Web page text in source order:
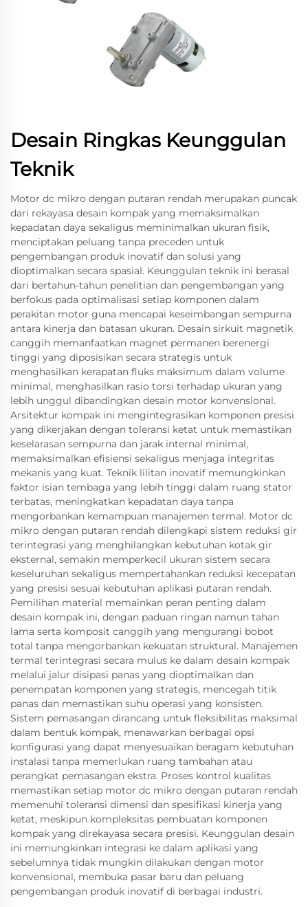
Desain Ringkas Keunggulan
Teknik
Motor dc mikro dengan putaran rendah merupakan puncak
dari rekayasa desain kompak yang memaksimalkan
kepadatan daya sekaligus meminimalkan ukuran fisik,
menciptakan peluang tanpa preceden untuk
pengembangan produk inovatif dan solusi yang
dioptimalkan secara spasial. Keunggulan teknik ini berasal
dari bertahun-tahun penelitian dan pengembangan yang
berfokus pada optimalisasi setiap komponen dalam
perakitan motor guna mencapai keseimbangan sempurna
antara kinerja dan batasan ukuran. Desain sirkuit magnetik
canggih memanfaatkan magnet permanen berenergi
tinggi yang diposisikan secara strategis untuk
menghasilkan kerapatan fluks maksimum dalam volume
minimal, menghasilkan rasio torsi terhadap ukuran yang
lebih unggul dibandingkan desain motor konvensional.
Arsitektur kompak ini mengintegrasikan komponen presisi
yang dikerjakan dengan toleransi ketat untuk memastikan
keselarasan sempurna dan jarak internal minimal,
memaksimalkan efisiensi sekaligus menjaga integritas
mekanis yang kuat. Teknik lilitan inovatif memungkinkan
faktor isian tembaga yang lebih tinggi dalam ruang stator
terbatas, meningkatkan kepadatan daya tanpa
mengorbankan kemampuan manajemen termal. Motor dc
mikro dengan putaran rendah dilengkapi sistem reduksi gir
terintegrasi yang menghilangkan kebutuhan kotak gir
eksternal, semakin memperkecil ukuran sistem secara
keseluruhan sekaligus mempertahankan reduksi kecepatan
yang presisi sesuai kebutuhan aplikasi putaran rendah.
Pemilihan material memainkan peran penting dalam
desain kompak ini, dengan paduan ringan namun tahan
lama serta komposit canggih yang mengurangi bobot
total tanpa mengorbankan kekuatan struktural. Manajemen
termal terintegrasi secara mulus ke dalam desain kompak
melalui jalur disipasi panas yang dioptimalkan dan
penempatan komponen yang strategis, mencegah titik
panas dan memastikan suhu operasi yang konsisten.
Sistem pemasangan dirancang untuk fleksibilitas maksimal
dalam bentuk kompak, menawarkan berbagai opsi
konfigurasi yang dapat menyesuaikan beragam kebutuhan
instalasi tanpa memerlukan ruang tambahan atau
perangkat pemasangan ekstra. Proses kontrol kualitas
memastikan setiap motor dc mikro dengan putaran rendah
memenuhi toleransi dimensi dan spesifikasi kinerja yang
ketat, meskipun kompleksitas pembuatan komponen
kompak yang direkayasa secara presisi. Keunggulan desain
ini memungkinkan integrasi ke dalam aplikasi yang
sebelumnya tidak mungkin dilakukan dengan motor
konvensional, membuka pasar baru dan peluang
pengembangan produk inovatif di berbagai industri.